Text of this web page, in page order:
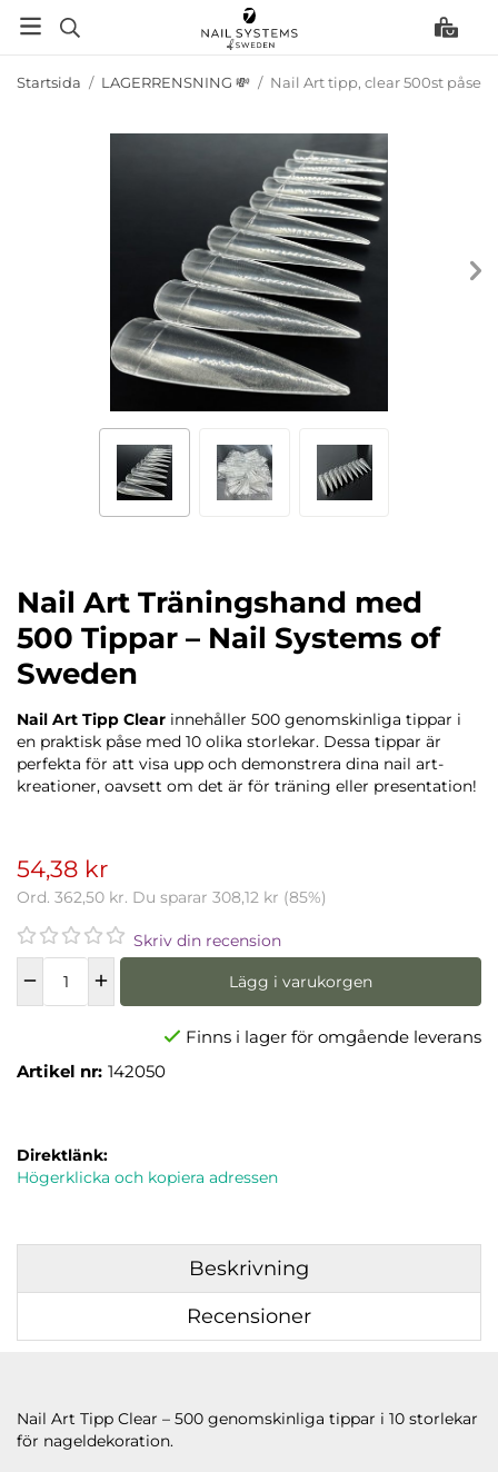
Startsida / LAGERRENSNING 💸 / Nail Art tipp, clear 500st påse
Nail Art Träningshand med
500 Tippar – Nail Systems of
Sweden
Nail Art Tipp Clear innehåller 500 genomskinliga tippar i
en praktisk påse med 10 olika storlekar. Dessa tippar är
perfekta för att visa upp och demonstrera dina nail art-
kreationer, oavsett om det är för träning eller presentation!
54,38 kr
Ord. 362,50 kr. Du sparar 308,12 kr (85%)
Skriv din recension
Lägg i varukorgen
Finns i lager för omgående leverans
Artikel nr: 142050
Direktlänk:
Högerklicka och kopiera adressen
Beskrivning
Recensioner
Nail Art Tipp Clear – 500 genomskinliga tippar i 10 storlekar
för nageldekoration.